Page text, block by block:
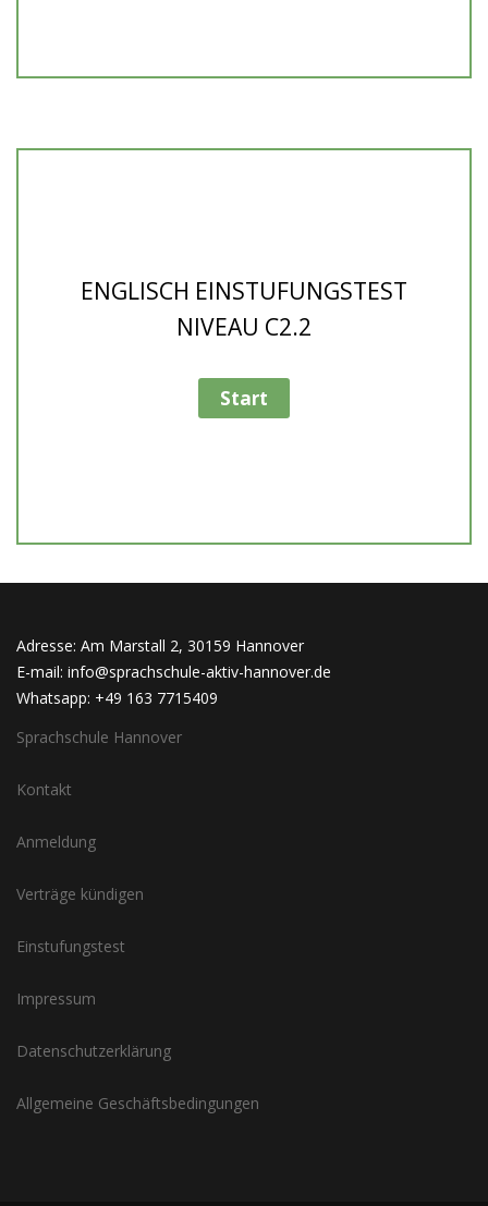
ENGLISCH EINSTUFUNGSTEST
NIVEAU C2.2
Adresse: Am Marstall 2, 30159 Hannover
E-mail: info@sprachschule-aktiv-hannover.de
Whatsapp: +49 163 7715409
Sprachschule Hannover
Kontakt
Anmeldung
Verträge kündigen
Einstufungstest
Impressum
Datenschutzerklärung
Allgemeine Geschäftsbedingungen